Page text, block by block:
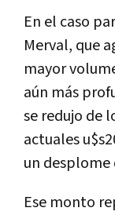
En el caso
Merval, que
mayor
aún más
se redujo de
actuales
un desplome
Ese monto